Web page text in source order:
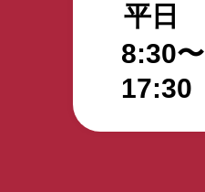
平日
8:30〜
17:30